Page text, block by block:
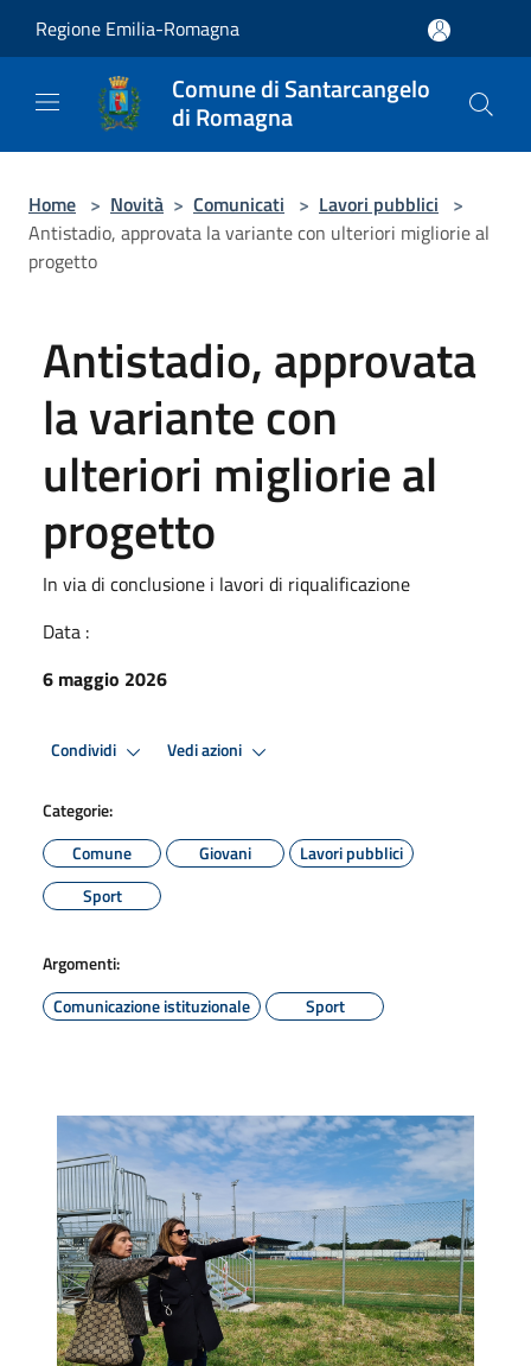
Regione Emilia-Romagna
Comune di Santarcangelo
di Romagna
Home > Novità > Comunicati > Lavori pubblici >
Antistadio, approvata la variante con ulteriori migliorie al
progetto
Antistadio, approvata
la variante con
ulteriori migliorie al
progetto
In via di conclusione i lavori di riqualificazione
Data :
6 maggio 2026
Condividi Vedi azioni
Categorie:
Comune
Giovani
Lavori pubblici
Sport
Argomenti:
Comunicazione istituzionale
Sport